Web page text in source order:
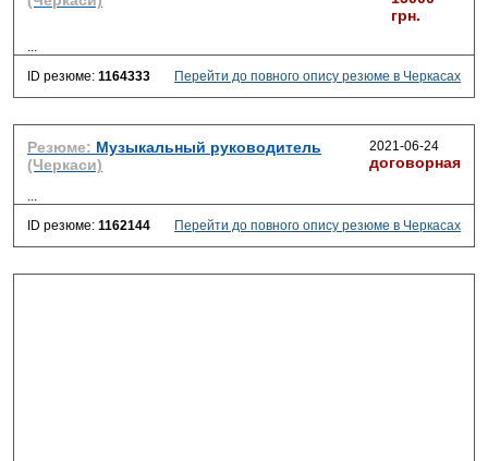
грн.
...
ID резюме: 1164333 Перейти до повного опису резюме в Черкасах
Резюме: Музыкальный руководитель
(Черкаси)
2021-06-24
договорная
...
ID резюме: 1162144 Перейти до повного опису резюме в Черкасах